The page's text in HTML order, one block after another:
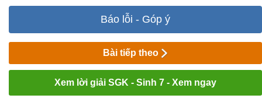
Báo lỗi - Góp ý
Bài tiếp theo
Xem lời giải SGK - Sinh 7 - Xem ngay